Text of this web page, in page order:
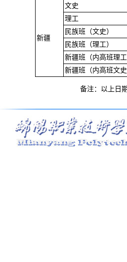
新疆
文史
理工
民族班（文史）
民族班（理工）
新疆班（内高班理工
新疆班（内高班文史
备注：以上日期为录取